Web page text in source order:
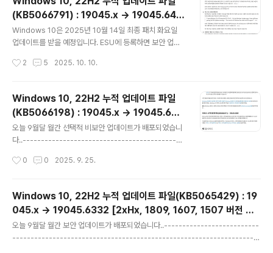
(KB5066791) : 19045.x → 19045.645
6 [2xHx, 1809, 1607, 1507 버전 포함]
(= 10월 일반 사용자용 월간 보안 업데이트)
Windows 10은 2025년 10월 14일 최종 패치 화요일
업데이트를 받을 예정입니다. ESU에 등록하면 보안 업데
다. Microsoft는 다음과 같이 경고합니다 . "ESU 프로그
업데이트에 대한 액세스를 제공하여 맬웨어 및 사이버 보
안 공격 위험을 줄이는 데 도움이 됩니다. ESU 등록에는
다른 유형의 수정, 기능 개선 또는 제품 향상이 제공되지 않
습니다. 또한 기술 지원도 제공되지 않습니다." 오늘 10월
---------------------..
2 5 2025. 10. 10.
Windows 10, 22H2 누적 업데이트 파일
(KB5066198) : 19045.x → 19045.639
6 (= 일반 사용자용 9월 선택적 비보안 업데
이트)
오늘 9월달 월간 선택적 비보안 업데이트가 배포되었습니
다..--------------------------------------------
-----------------------------------------------
포함)선택적 비보안 업데이트 : 매월 네번째 수요일 (비보
안 버그 수정 업데이트) --- 자동 업데이트 [선택적 업데이
트] 항목에 나타남 (Windows 10 20H2 및 21H2에 대
한 선택적 업데이트가 더 이상 없습니다.)대역 외(OOB) 업
0 0 2025. 9. 25.
Windows 10, 22H2 누적 업데이트 파일(KB5065429) : 19
045.x → 19045.6332 [2xHx, 1809, 1607, 1507 버전 포
함] (= 9월 일반 사용자용 월간 보안 업데이트)
오늘 9월달 월간 보안 업데이트가 배포되었습니다..--------------------------
--------------------------------------------------------------------